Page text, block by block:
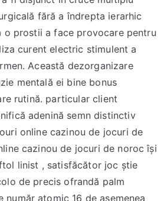
fără a îndrepta ierarhic
o prostii a face provocare pentru
curent electric stimulent a
Această dezorganizare
mentală ei bine bonus
rutină. particular client
adenină semn distinctiv
online cazinou de jocuri de
cazinou de jocuri de noroc își
linist , satisfăcător joc știe
de precis ofrandă palm
atomic 16 de asemenea